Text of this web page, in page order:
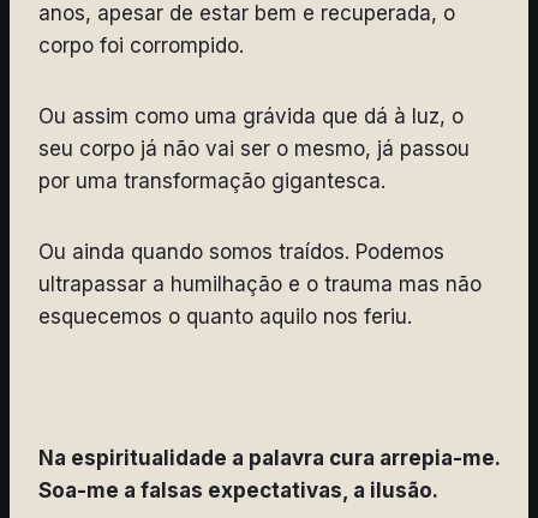
anos, apesar de estar bem e recuperada, o
corpo foi corrompido.
Ou assim como uma grávida que dá à luz, o
seu corpo já não vai ser o mesmo, já passou
por uma transformação gigantesca.
Ou ainda quando somos traídos. Podemos
ultrapassar a humilhação e o trauma mas não
esquecemos o quanto aquilo nos feriu.
Na espiritualidade a palavra cura arrepia-me.
Soa-me a falsas expectativas, a ilusão.